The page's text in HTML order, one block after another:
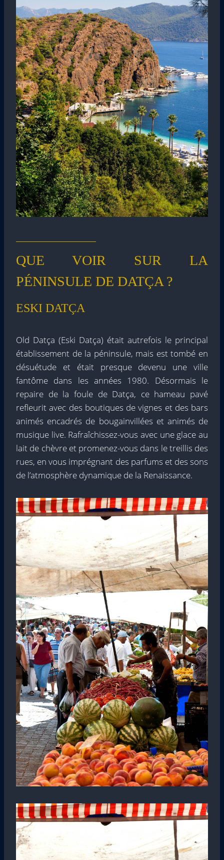
QUE VOIR SUR LA
PÉNINSULE DE DATÇA ?
ESKI DATÇA
Old Datça (Eski Datça) était autrefois le principal
établissement de la péninsule, mais est tombé en
désuétude et était presque devenu une ville
fantôme dans les années 1980. Désormais le
repaire de la foule de Datça, ce hameau pavé
refleurit avec des boutiques de vignes et des bars
animés encadrés de bougainvillées et animés de
musique live. Rafraîchissez-vous avec une glace au
lait de chèvre et promenez-vous dans le treillis des
rues, en vous imprégnant des parfums et des sons
de l’atmosphère dynamique de la Renaissance.